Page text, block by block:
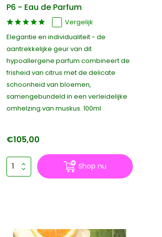
P6 - Eau de Parfum
Vergelijk
Elegantie en individualiteit - de
aantrekkelijke geur van dit
hypoallergene parfum combineert de
frisheid van citrus met de delicate
schoonheid van bloemen,
samengebundeld in een verleidelijke
omhelzing van muskus. 100ml
€105,00
Shop nu